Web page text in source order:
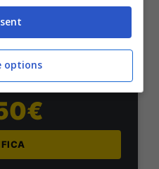
FINO A 2050€
sport e scommesse
fino a 50€ in Bonus
options